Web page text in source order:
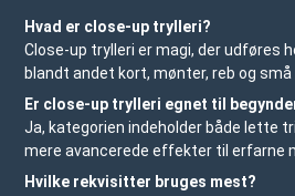
Hvad er close-up trylleri?
Close-up trylleri er magi, der udføres
blandt andet kort, mønter, reb og
Er close-up trylleri egnet til
Ja, kategorien indeholder både lette
mere avancerede effekter til erfarne
Hvilke rekvisitter bruges mest?